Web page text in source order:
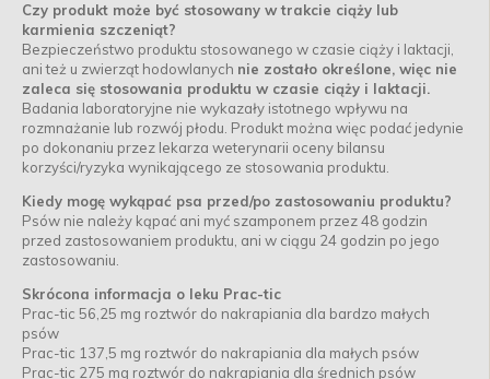
Czy produkt może być stosowany w trakcie ciąży lub
karmienia szczeniąt?
Bezpieczeństwo produktu stosowanego w czasie ciąży i laktacji,
ani też u zwierząt hodowlanych nie zostało określone, więc nie
zaleca się stosowania produktu w czasie ciąży i laktacji.
Badania laboratoryjne nie wykazały istotnego wpływu na
rozmnażanie lub rozwój płodu. Produkt można więc podać jedynie
po dokonaniu przez lekarza weterynarii oceny bilansu
korzyści/ryzyka wynikającego ze stosowania produktu.
Kiedy mogę wykąpać psa przed/po zastosowaniu produktu?
Psów nie należy kąpać ani myć szamponem przez 48 godzin
przed zastosowaniem produktu, ani w ciągu 24 godzin po jego
zastosowaniu.
Skrócona informacja o leku Prac-tic
Prac-tic 56,25 mg roztwór do nakrapiania dla bardzo małych
psów
Prac-tic 137,5 mg roztwór do nakrapiania dla małych psów
Prac-tic 275 mg roztwór do nakrapiania dla średnich psów